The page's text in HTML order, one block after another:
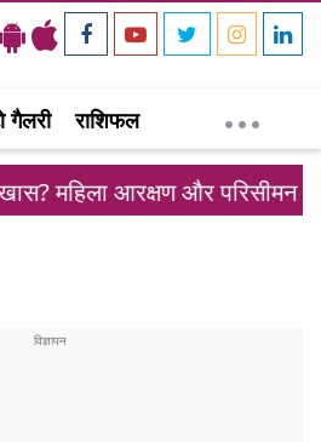
गैलरी राशिफल
और परिसीमन पर सस्पेंस